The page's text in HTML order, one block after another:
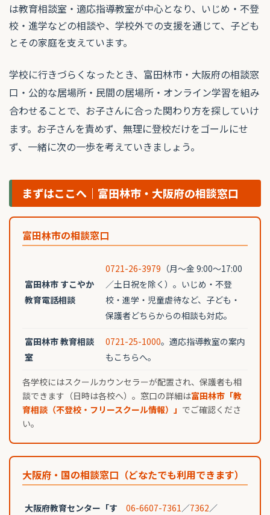
は教育相談室・適応指導教室が中心となり、いじめ・不登
校・進学などの相談や、学校外での支援を通じて、子ども
とその家庭を支えています。
学校に行きづらくなったとき、富田林市・大阪府の相談窓
口・公的な居場所・民間の居場所・オンライン学習を組み
合わせることで、お子さんに合った関わり方を探していけ
ます。お子さんを責めず、無理に登校だけをゴールにせ
ず、一緒に次の一歩を考えていきましょう。
まずはここへ｜富田林市・大阪府の相談窓口
富田林市の相談窓口
富田林市 すこやか
教育電話相談
0721-26-3979 （月〜金 9:00〜17:00
／土日祝を除く）。いじめ・不登
校・進学・児童虐待など、子ども・
保護者どちらからの相談も対応。
富田林市 教育相談
室
0721-25-1000。適応指導教室の案内
もこちらへ。
各学校にはスクールカウンセラーが配置され、保護者も相
談できます（日時は各校へ）。窓口の詳細は富田林市「教
育相談（不登校・フリースクール情報）」 でご確認くださ
い。
大阪府・国の相談窓口（どなたでも利用できます）
大阪府教育センター「す 06-6607-7361 ／7362／